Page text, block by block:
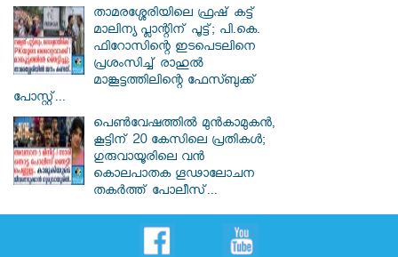
താമരശ്ശേരിയിലെ ഫ്രഷ് കട്ട്
മാലിന്യ പ്ലാന്റിന് പൂട്ട്; പി.കെ.
ഫിറോസിന്റെ ഇടപെടലിനെ
പ്രശംസിച്ച് രാഹുൽ
മാങ്കൂട്ടത്തിലിന്റെ ഫേസ്ബുക്ക്
പോസ്റ്റ്...
പെൺവേഷത്തിൽ മുൻകാമുകൻ,
കൂട്ടിന് 20 കേസിലെ പ്രതികൾ;
ഗുരുവായൂരിലെ വൻ
കൊലപാതക ഗൂഢാലോചന
തകർത്ത് പോലീസ്...